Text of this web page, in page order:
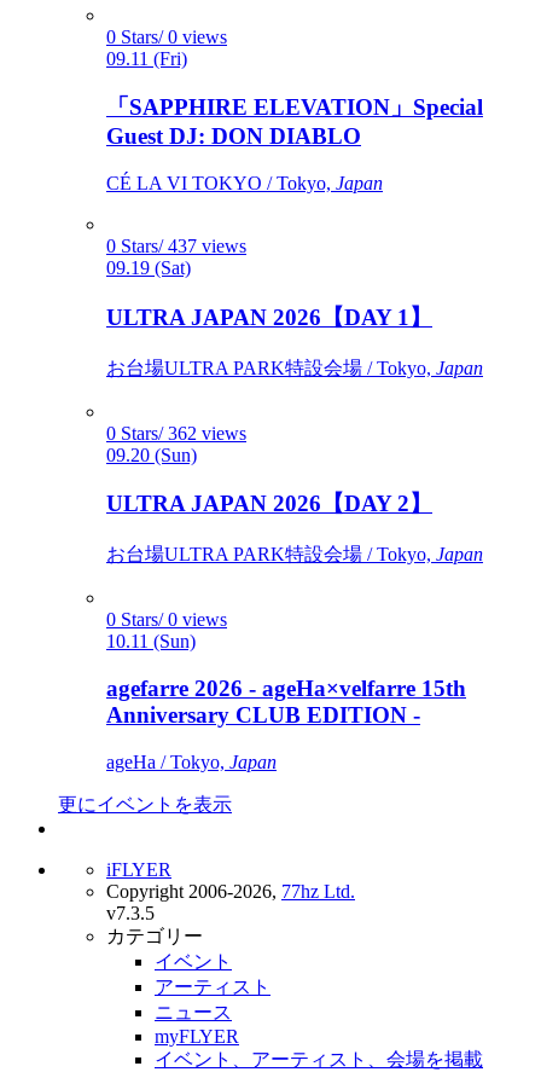
0 Stars/ 0 views
09.11 (Fri)
「SAPPHIRE ELEVATION」Special
Guest DJ: DON DIABLO
CÉ LA VI TOKYO / Tokyo, Japan
0 Stars/ 437 views
09.19 (Sat)
ULTRA JAPAN 2026【DAY 1】
お台場ULTRA PARK特設会場 / Tokyo, Japan
0 Stars/ 362 views
09.20 (Sun)
ULTRA JAPAN 2026【DAY 2】
お台場ULTRA PARK特設会場 / Tokyo, Japan
0 Stars/ 0 views
10.11 (Sun)
agefarre 2026 - ageHa×velfarre 15th
Anniversary CLUB EDITION -
ageHa / Tokyo, Japan
更にイベントを表示
iFLYER
Copyright 2006-2026, 77hz Ltd.
v7.3.5
カテゴリー
イベント
アーティスト
ニュース
myFLYER
イベント、アーティスト、会場を掲載